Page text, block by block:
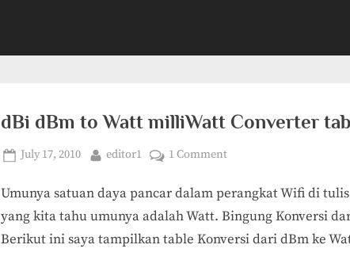
dBi dBm to Watt milliWatt Converter
Posted
July 17, 2010 By
editor1 1 Commenton
dBm
to
Watt
Umunya satuan daya pancar dalam perangkat Wifi di
yang kita tahu umunya adalah Watt. Bingung Konversi
Berikut ini saya tampilkan table Konversi dari dBm ke